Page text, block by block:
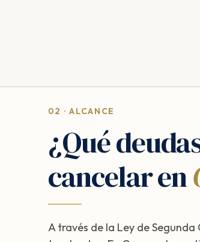
02 · ALCANCE
¿Qué
cancelar en
A través de la Ley de